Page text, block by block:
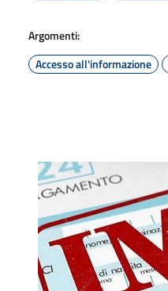
Argomenti:
Accesso all'informazione